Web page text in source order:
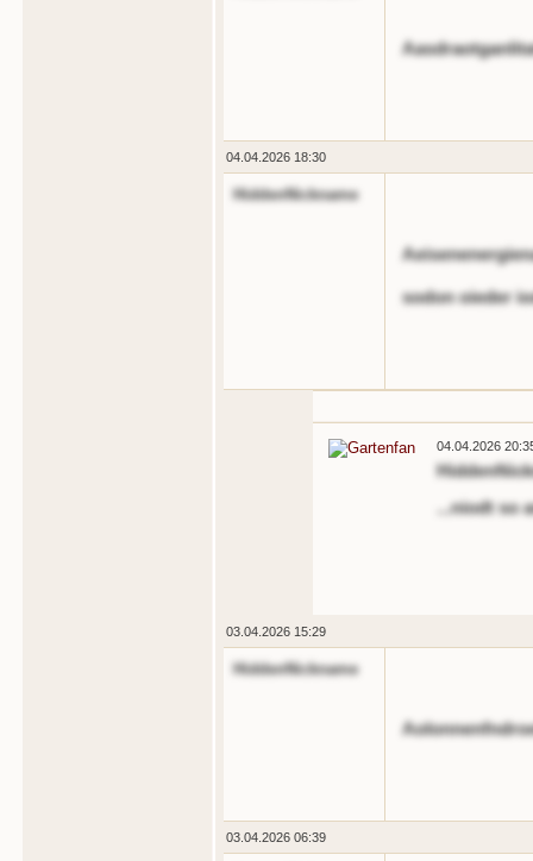
04.04.2026 18:30
HiddenNickname
sodon oieder
04.04.2026
...niodt so
03.04.2026 15:29
HiddenNickname
03.04.2026 06:39